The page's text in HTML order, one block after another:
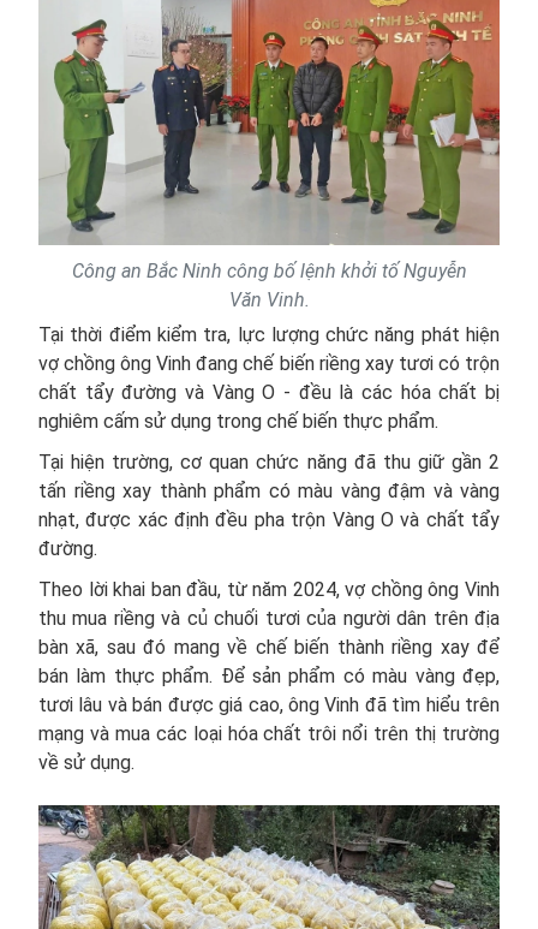
Công an Bắc Ninh công bố lệnh khởi tố Nguyễn
Văn Vinh.
Tại thời điểm kiểm tra, lực lượng chức năng phát hiện
vợ chồng ông Vinh đang chế biến riềng xay tươi có trộn
chất tẩy đường và Vàng O - đều là các hóa chất bị
nghiêm cấm sử dụng trong chế biến thực phẩm.
Tại hiện trường, cơ quan chức năng đã thu giữ gần 2
tấn riềng xay thành phẩm có màu vàng đậm và vàng
nhạt, được xác định đều pha trộn Vàng O và chất tẩy
đường.
Theo lời khai ban đầu, từ năm 2024, vợ chồng ông Vinh
thu mua riềng và củ chuối tươi của người dân trên địa
bàn xã, sau đó mang về chế biến thành riềng xay để
bán làm thực phẩm. Để sản phẩm có màu vàng đẹp,
tươi lâu và bán được giá cao, ông Vinh đã tìm hiểu trên
mạng và mua các loại hóa chất trôi nổi trên thị trường
về sử dụng.